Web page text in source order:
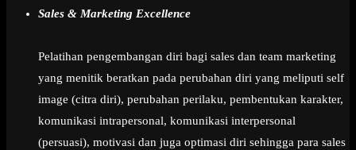
Sales & Marketing Excellence
Pelatihan pengembangan diri bagi sales dan team marketing
yang menitik beratkan pada perubahan diri yang meliputi self
image (citra diri), perubahan perilaku, pembentukan karakter,
komunikasi intrapersonal, komunikasi interpersonal
(persuasi), motivasi dan juga optimasi diri sehingga para sales